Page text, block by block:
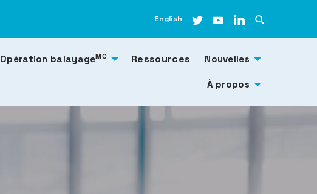
English
Opération balayageMC Ressources Nouvelles
À propos